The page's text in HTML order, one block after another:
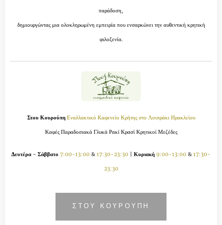
παράδοση,
δημιουργώντας μια ολοκληρωμένη εμπειρία που ενσαρκώνει την αυθεντική κρητική
φιλοξενία.
Στου Κουρούπη Εναλλακτικό Καφενείο Κρήτης στο Λουτράκι Ηρακλείου
Καφές Παραδοσιακά Γλυκά Ρακί Κρασί Κρητικοί Μεζέδες
Δευτέρα - Σάββατο 7:00-13:00 & 17:30-23:30 Κυριακή 9:00-13:00 & 17:30-
23:30
ΣΤΟΥ ΚΟΥΡΟΥΠΗ